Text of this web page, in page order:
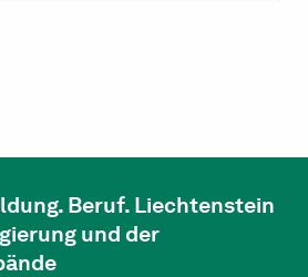
Beruf. Liechtenstein
und der